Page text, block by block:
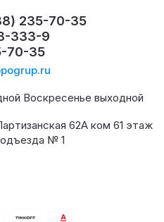
235-70-35
333-9
70-35
Воскресенье выходной
62А ком 61 этаж
№ 1